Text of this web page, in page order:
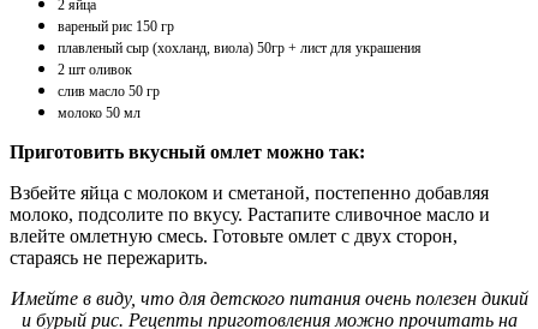
2 яйца
вареный рис 150 гр
плавленый сыр (хохланд, виола) 50гр + лист для украшения
2 шт оливок
слив масло 50 гр
молоко 50 мл
Приготовить вкусный омлет можно так:
Взбейте яйца с молоком и сметаной, постепенно добавляя
молоко, подсолите по вкусу. Растапите сливочное масло и
влейте омлетную смесь. Готовьте омлет с двух сторон,
стараясь не пережарить.
Имейте в виду, что для детского питания очень полезен дикий
и бурый рис. Рецепты приготовления можно прочитать на